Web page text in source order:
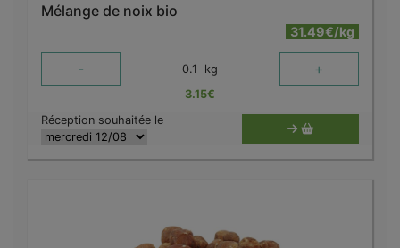
Mélange de noix bio
31.49€/kg
- 0.1 kg +
3.15€
Réception souhaitée le